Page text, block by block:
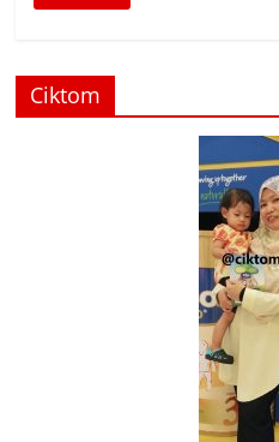
Ciktom